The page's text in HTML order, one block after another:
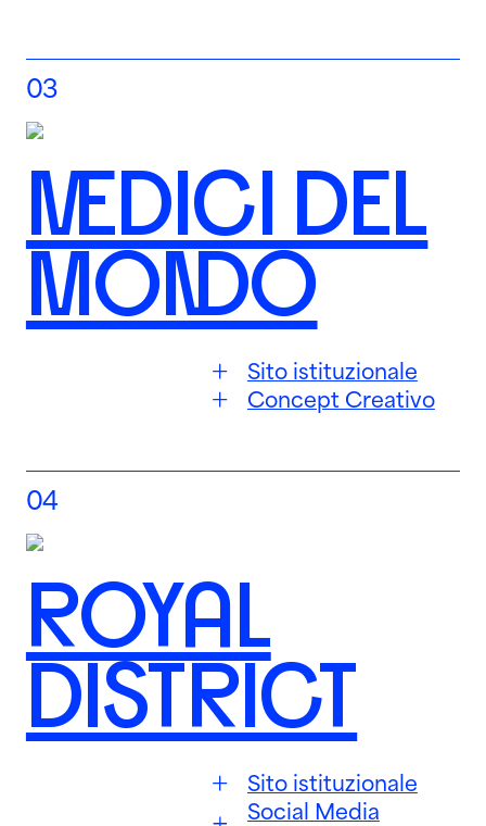
03
MEDICI DEL
MONDO
Sito istituzionale
Concept Creativo
04
ROYAL
DISTRICT
Sito istituzionale
Social Media